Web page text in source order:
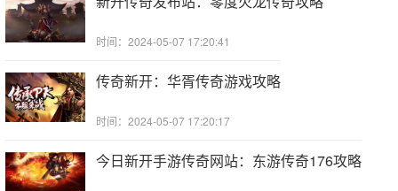
时间：2024-05-07 17:20:41
传奇新开：华胥传奇游戏攻略
时间：2024-05-07 17:20:17
今日新开手游传奇网站：东游传奇176攻略